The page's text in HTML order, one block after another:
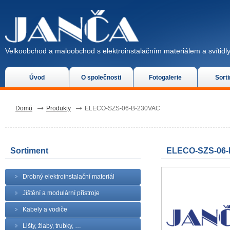
Úvod O společnosti Fotogalerie
Velkoobchod a maloobchod s elektroinstalačním materiálem a
Domů Produkty ELECO-SZS-06-B-230VAC
Sortiment
Drobný elektroinstalační materiál
Jištění a modulární přístroje
Kabely a vodiče
Lišty, žlaby, trubky, …
ELECO-SZS-